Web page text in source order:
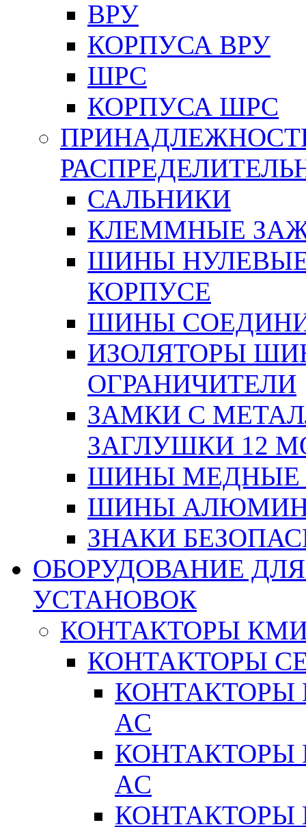
ВРУ
КОРПУСА ВРУ
ШРС
КОРПУСА ШРС
САЛЬНИКИ
КЛЕММНЫЕ
ШИНЫ
КОРПУСЕ
ШИНЫ
ИЗОЛЯТОРЫ
ОГРАНИЧИТЕЛИ
ЗАМКИ С
ЗАГЛУШКИ 12
ШИНЫ МЕДНЫЕ
ШИНЫ
ЗНАКИ
ОБОРУДОВАНИЕ
УСТАНОВОК
КОНТАКТОРЫ
КОНТАКТОРЫ
КОНТАКТОРЫ
AC
КОНТАКТОРЫ
AC
КОНТАКТОРЫ